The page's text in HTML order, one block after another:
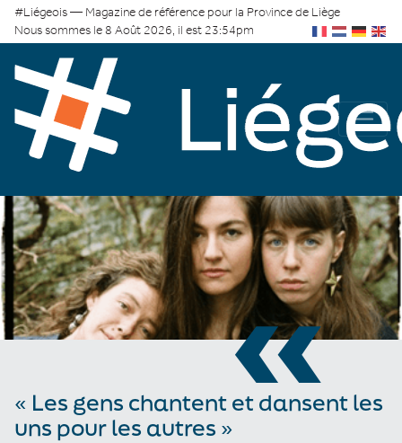
#Liégeois — Magazine de référence pour la Province de Liège
Nous sommes le 8 Août 2026, il est 23:54pm
«
« Les gens chantent et dansent les
uns pour les autres »